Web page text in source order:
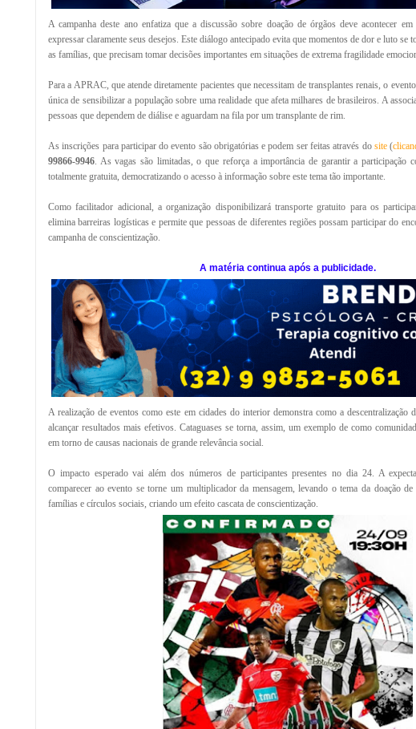
A campanha deste ano enfatiza que a discussão sobre doação de órgãos deve acontecer
expressar claramente seus desejos. Este diálogo antecipado evita que momentos de dor e luto se
as famílias, que precisam tomar decisões importantes em situações de extrema fragilidade
Para a APRAC, que atende diretamente pacientes que necessitam de transplantes renais, o
única de sensibilizar a população sobre uma realidade que afeta milhares de brasileiros. A
pessoas que dependem de diálise e aguardam na fila por um transplante de rim.
As inscrições para participar do evento são obrigatórias e podem ser feitas através do site(
99866-9946 . As vagas são limitadas, o que reforça a importância de garantir a participação
totalmente gratuita, democratizando o acesso à informação sobre este tema tão importante.
Como facilitador adicional, a organização disponibilizará transporte gratuito para os
elimina barreiras logísticas e permite que pessoas de diferentes regiões possam participar do
campanha de conscientização.
A matéria continua após a publicidade.
A realização de eventos como este em cidades do interior demonstra como a descentralização
alcançar resultados mais efetivos. Cataguases se torna, assim, um exemplo de como
em torno de causas nacionais de grande relevância social.
O impacto esperado vai além dos números de participantes presentes no dia 24. A
comparecer ao evento se torne um multiplicador da mensagem, levando o tema da doação de
famílias e círculos sociais, criando um efeito cascata de conscientização.